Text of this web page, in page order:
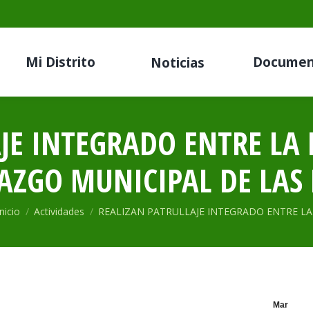
Mi Distrito Noticias
INTEGRADO ENTRE
MUNICIPAL DE
aquí:
Actividades REALIZAN PATRULLAJE INTEGRADO ENTRE
Mar